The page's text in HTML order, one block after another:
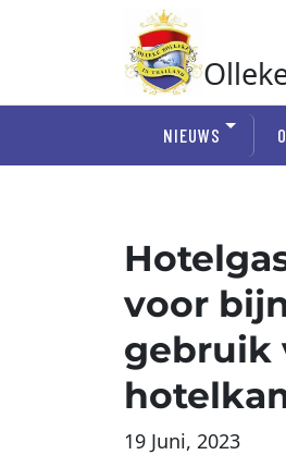
NIEUWS
voor
gebruik
19 Juni, 2023